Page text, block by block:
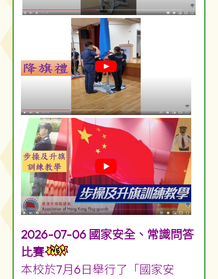
2026-07-06 國家安全、常識問答
比賽
本校於7月6日舉行了「國家安